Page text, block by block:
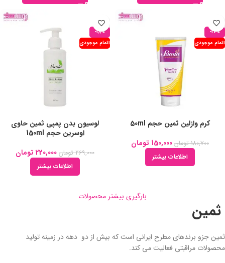
-17%
اتمام موجودی
کرم وازلین ثمین حجم 50ml
180,700 تومان 150,000 تومان
اطلاعات بیشتر
-18%
اتمام موجودی
لوسیون بدن پمپی ثمین حاوی
اوسرین حجم 150ml
269,000 تومان 220,000 تومان
اطلاعات بیشتر
بارگیری بیشتر محصولات
ثمین
ثمین جزو برندهای مطرح ایرانی است که بیش از دو دهه در زمینه تولید
محصولات مراقبتی فعالیت می کند.